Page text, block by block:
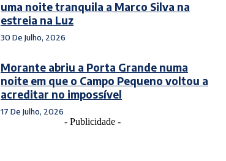
uma noite tranquila a Marco Silva na
estreia na Luz
30 De Julho, 2026
Morante abriu a Porta Grande numa
noite em que o Campo Pequeno voltou a
acreditar no impossível
17 De Julho, 2026
- Publicidade -